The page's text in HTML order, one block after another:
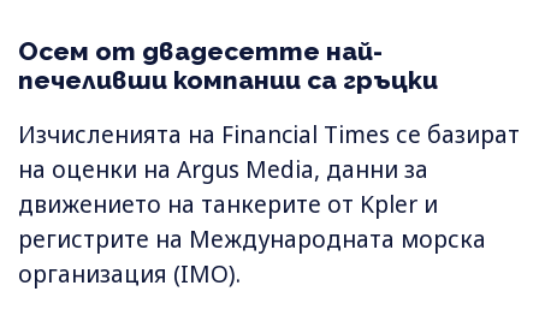
Осем от двадесетте най-
печеливши компании са гръцки
Изчисленията на Financial Times се базират
на оценки на Argus Media, данни за
движението на танкерите от Kpler и
регистрите на Международната морска
организация (IMO).